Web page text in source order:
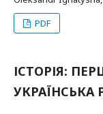
PDF
ІСТОРІЯ:
УКРАЇНСЬКА